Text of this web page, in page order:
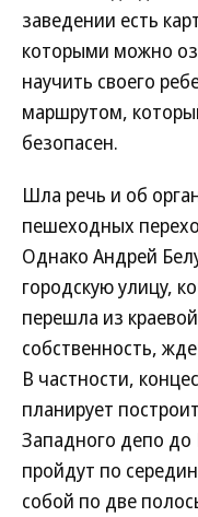
заведении есть
которыми можно
научить своего
маршрутом,
безопасен.
Шла речь и об
пешеходных
Однако Андрей
городскую улицу,
перешла из
собственность,
В частности,
планирует
Западного депо
пройдут по
собой по две